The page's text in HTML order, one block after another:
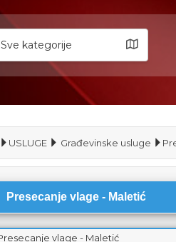
Sve kategorije
USLUGE Građevinske usluge
Presecanje vlage - Maletić